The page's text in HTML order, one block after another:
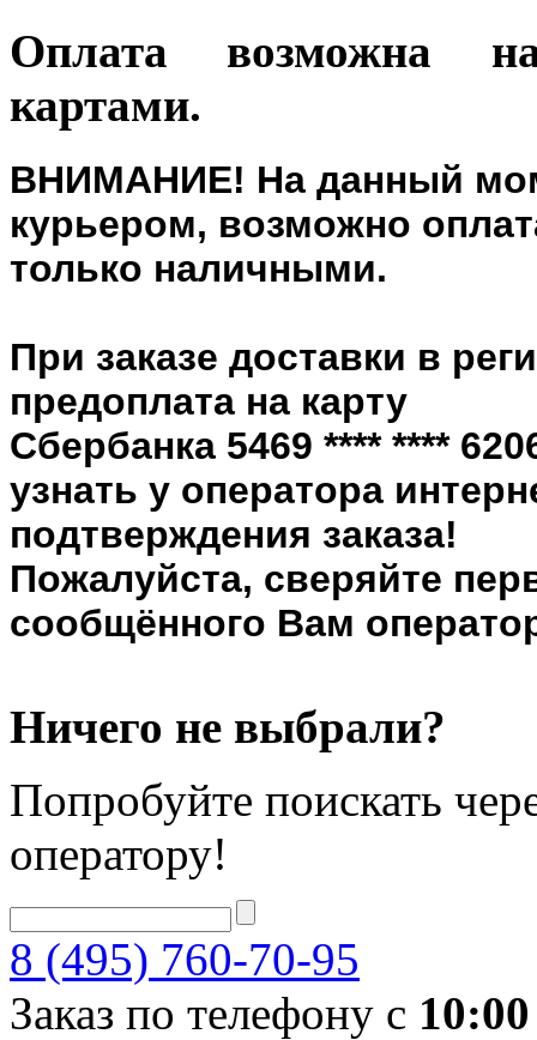
Оплата возможна
картами.
ВНИМАНИЕ! На данный
курьером, возможно
только наличными.
При заказе доставки в
предоплата на карту
Сбербанка 5469 **** ****
узнать у оператора
подтверждения заказа!
Пожалуйста, сверяйте
сообщённого Вам
Ничего не выбрали?
Попробуйте поискать
оператору!
8 (495) 760-70-95
Заказ по телефону с 10:00